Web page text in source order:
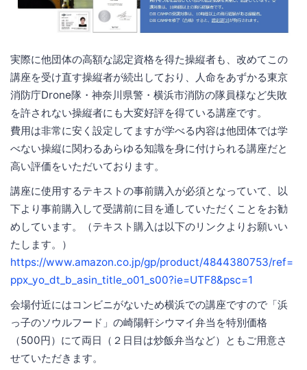
実際に他団体の高額な認定資格を得た操縦者も、改めてこの
講座を受け直す操縦者が続出しており、人命をあずかる東京
消防庁Drone隊・神奈川県警・横浜市消防の隊員様など失敗
を許されない操縦者にも大変好評を得ている講座です。
費用は非常に安く設定してますが学べる内容は他団体では学
べない操縦に関わるあらゆる知識を身に付けられる講座だと
高い評価をいただいております。
講座に使用するテキストの事前購入が必須となっていて、以
下より事前購入して受講前に目を通していただくことをお勧
めしています。（テキスト購入は以下のリンクよりお願いい
たします。）
https://www.amazon.co.jp/gp/product/4844380753/ref=
ppx_yo_dt_b_asin_title_o01_s00?ie=UTF8&psc=1
会場付近にはコンビニがないため横浜での講座ですので「浜
っ子のソウルフード」の崎陽軒シウマイ弁当を特別価格
（500円）にて両日（２日目は炒飯弁当など）ともご用意さ
せていただきます。